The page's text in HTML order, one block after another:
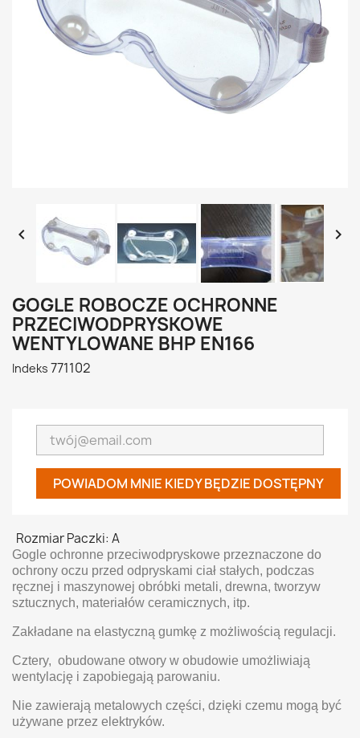
 
GOGLE ROBOCZE OCHRONNE
PRZECIWODPRYSKOWE
WENTYLOWANE BHP EN166
Indeks 771102
POWIADOM MNIE KIEDY BĘDZIE DOSTĘPNY
Rozmiar Paczki: A
Gogle ochronne przeciwodpryskowe przeznaczone do
ochrony oczu przed odpryskami ciał stałych, podczas
ręcznej i maszynowej obróbki metali, drewna, tworzyw
sztucznych, materiałów ceramicznych, itp.
Zakładane na elastyczną gumkę z możliwością regulacji.
Cztery, obudowane otwory w obudowie umożliwiają
wentylację i zapobiegają parowaniu.
Nie zawierają metalowych części, dzięki czemu mogą być
używane przez elektryków.